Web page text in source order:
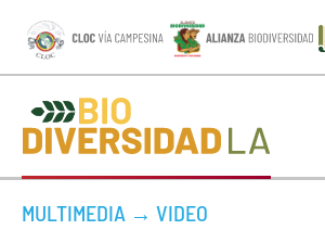
MULTIMEDIA → VIDEO